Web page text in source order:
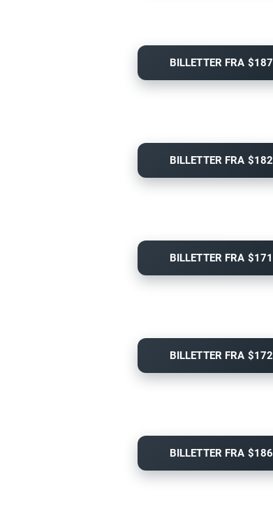
BILLETTER FRA $187
BILLETTER FRA $182
BILLETTER FRA $171
BILLETTER FRA $172
BILLETTER FRA $186